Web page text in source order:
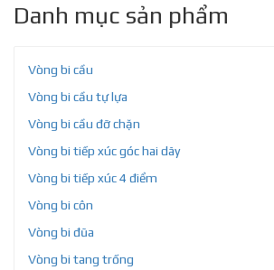
Danh mục sản phẩm
Vòng bi cầu
Vòng bi cầu tự lựa
Vòng bi cầu đỡ chặn
Vòng bi tiếp xúc góc hai dãy
Vòng bi tiếp xúc 4 điểm
Vòng bi côn
Vòng bi đũa
Vòng bi tang trống